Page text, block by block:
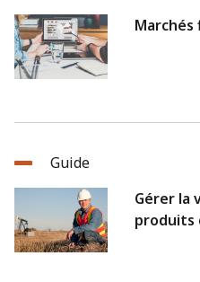
Marchés
Guide
Gérer la
produits